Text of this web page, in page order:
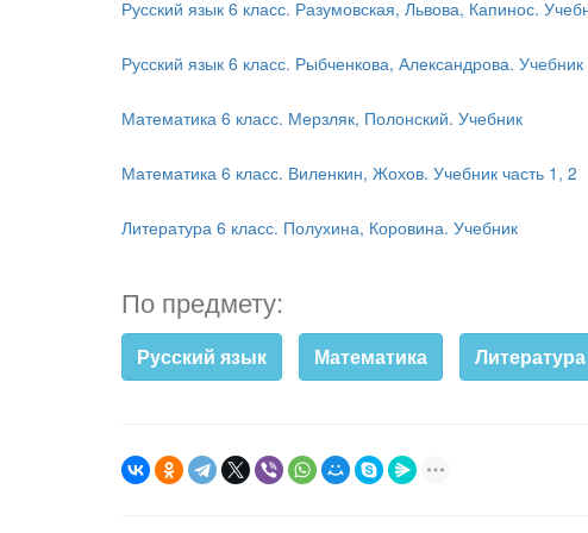
Русский язык 6 класс. Разумовская, Львова, Капинос.
Русский язык 6 класс. Рыбченкова, Александрова. Учебник
Математика 6 класс. Мерзляк, Полонский. Учебник
Математика 6 класс. Виленкин, Жохов. Учебник часть 1, 2
Литература 6 класс. Полухина, Коровина. Учебник
По предмету:
Русский язык Математика Литература